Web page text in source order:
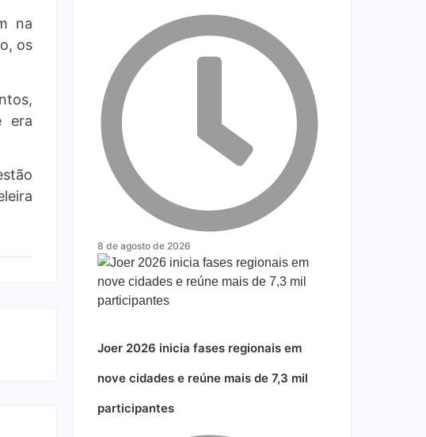
na
os
era
8 de agosto de 2026
Joer 2026 inicia fases regionais em
nove cidades e reúne mais de 7,3 mil
participantes